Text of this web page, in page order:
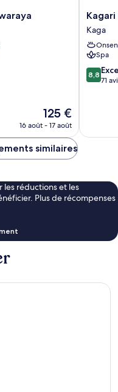
Le
nouveau
est
de
125 €
16 août - 17 août
Kagari
Kaga
Kaga
Onsen
Spa
8.8
sur
8,8
71
similaires
réductions et les
Plus de récompenses